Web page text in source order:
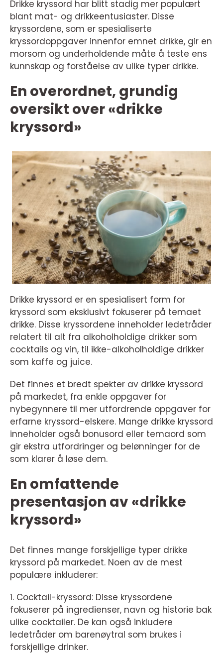
Drikke kryssord har blitt stadig mer populært
blant mat- og drikkeentusiaster. Disse
kryssordene, som er spesialiserte
kryssordoppgaver innenfor emnet drikke, gir en
morsom og underholdende måte å teste ens
kunnskap og forståelse av ulike typer drikke.
En overordnet, grundig
oversikt over «drikke
kryssord»
Drikke kryssord er en spesialisert form for
kryssord som eksklusivt fokuserer på temaet
drikke. Disse kryssordene inneholder ledetråder
relatert til alt fra alkoholholdige drikker som
cocktails og vin, til ikke-alkoholholdige drikker
som kaffe og juice.
Det finnes et bredt spekter av drikke kryssord
på markedet, fra enkle oppgaver for
nybegynnere til mer utfordrende oppgaver for
erfarne kryssord-elskere. Mange drikke kryssord
inneholder også bonusord eller temaord som
gir ekstra utfordringer og belønninger for de
som klarer å løse dem.
En omfattende
presentasjon av «drikke
kryssord»
Det finnes mange forskjellige typer drikke
kryssord på markedet. Noen av de mest
populære inkluderer:
1. Cocktail-kryssord: Disse kryssordene
fokuserer på ingredienser, navn og historie bak
ulike cocktailer. De kan også inkludere
ledetråder om barenøytral som brukes i
forskjellige drinker.